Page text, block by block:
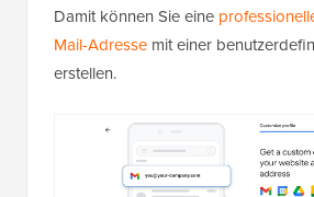
Damit können Sie eine
Mail-Adresse mit einer
erstellen.